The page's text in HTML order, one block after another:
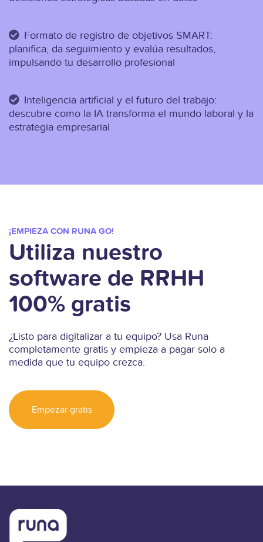
Formato de registro de objetivos SMART:
planifica, da seguimiento y evalúa resultados,
impulsando tu desarrollo profesional
Inteligencia artificial y el futuro del trabajo:
descubre como la IA transforma el mundo laboral y la
estrategia empresarial
¡EMPIEZA CON RUNA GO!
Utiliza nuestro
software de RRHH
100% gratis
¿Listo para digitalizar a tu equipo? Usa Runa
completamente gratis y empieza a pagar solo a
medida que tu equipo crezca.
Empezar gratis